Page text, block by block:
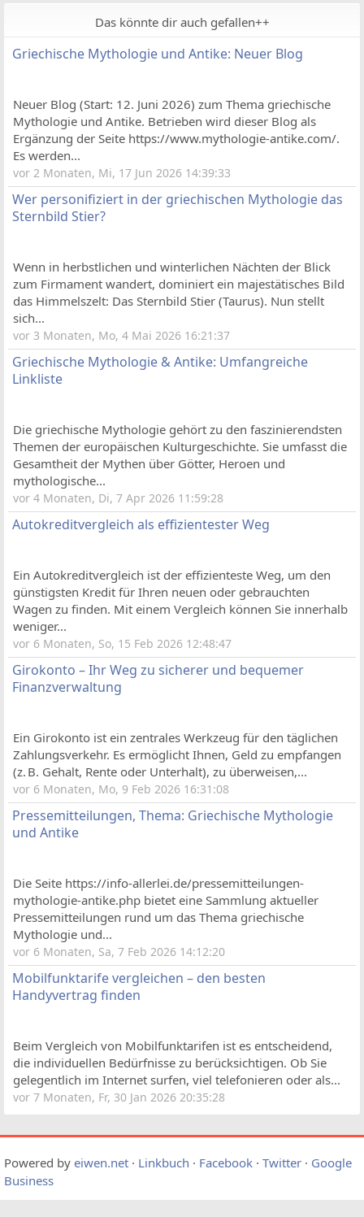
Das könnte dir auch gefallen++
Griechische Mythologie und Antike: Neuer Blog
Neuer Blog (Start: 12. Juni 2026) zum Thema griechische
Mythologie und Antike. Betrieben wird dieser Blog als
Ergänzung der Seite https://www.mythologie-antike.com/.
Es werden...
vor 2 Monaten, Mi, 17 Jun 2026 14:39:33
Wer personifiziert in der griechischen Mythologie das
Sternbild Stier?
Wenn in herbstlichen und winterlichen Nächten der Blick
zum Firmament wandert, dominiert ein majestätisches Bild
das Himmelszelt: Das Sternbild Stier (Taurus). Nun stellt
sich...
vor 3 Monaten, Mo, 4 Mai 2026 16:21:37
Griechische Mythologie & Antike: Umfangreiche
Linkliste
Die griechische Mythologie gehört zu den faszinierendsten
Themen der europäischen Kulturgeschichte. Sie umfasst die
Gesamtheit der Mythen über Götter, Heroen und
mythologische...
vor 4 Monaten, Di, 7 Apr 2026 11:59:28
Autokreditvergleich als effizientester Weg
Ein Autokreditvergleich ist der effizienteste Weg, um den
günstigsten Kredit für Ihren neuen oder gebrauchten
Wagen zu finden. Mit einem Vergleich können Sie innerhalb
weniger...
vor 6 Monaten, So, 15 Feb 2026 12:48:47
Girokonto – Ihr Weg zu sicherer und bequemer
Finanzverwaltung
Ein Girokonto ist ein zentrales Werkzeug für den täglichen
Zahlungsverkehr. Es ermöglicht Ihnen, Geld zu empfangen
(z. B. Gehalt, Rente oder Unterhalt), zu überweisen,...
vor 6 Monaten, Mo, 9 Feb 2026 16:31:08
Pressemitteilungen, Thema: Griechische Mythologie
und Antike
Die Seite https://info-allerlei.de/pressemitteilungen-
mythologie-antike.php bietet eine Sammlung aktueller
Pressemitteilungen rund um das Thema griechische
Mythologie und...
vor 6 Monaten, Sa, 7 Feb 2026 14:12:20
Mobilfunktarife vergleichen – den besten
Handyvertrag finden
Beim Vergleich von Mobilfunktarifen ist es entscheidend,
die individuellen Bedürfnisse zu berücksichtigen. Ob Sie
gelegentlich im Internet surfen, viel telefonieren oder als...
vor 7 Monaten, Fr, 30 Jan 2026 20:35:28
Powered by eiwen.net · Linkbuch · Facebook · Twitter · Google
Business